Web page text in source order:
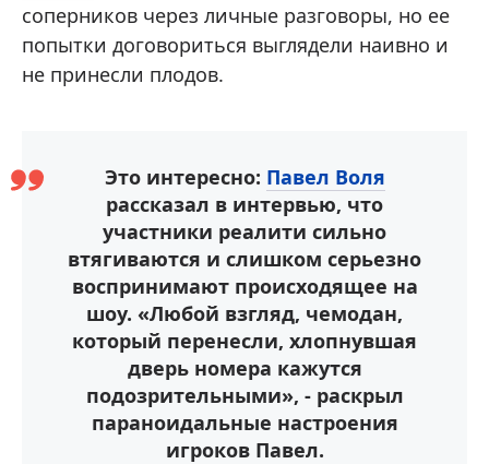
соперников через личные разговоры, но ее
попытки договориться выглядели наивно и
не принесли плодов.
Это интересно: Павел Воля
рассказал в интервью, что
участники реалити сильно
втягиваются и слишком серьезно
воспринимают происходящее на
шоу. «Любой взгляд, чемодан,
который перенесли, хлопнувшая
дверь номера кажутся
подозрительными», - раскрыл
параноидальные настроения
игроков Павел.